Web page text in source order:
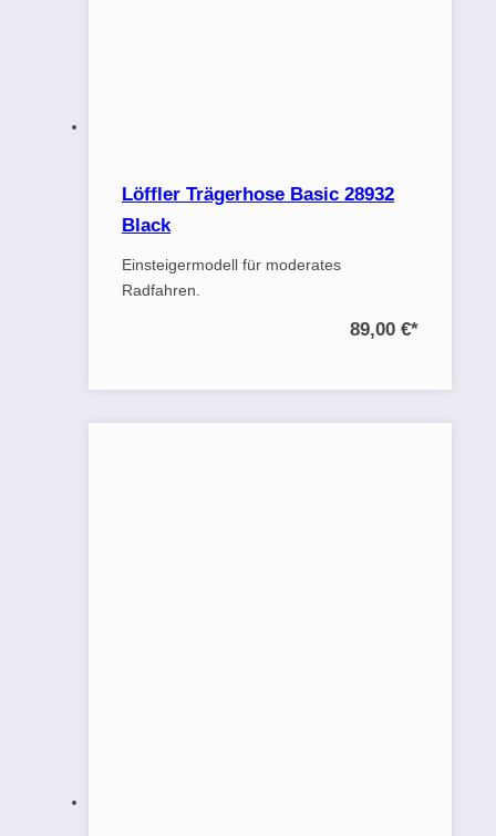
Löffler Trägerhose Basic 28932
Black
Einsteigermodell für moderates
Radfahren.
89,00 €*